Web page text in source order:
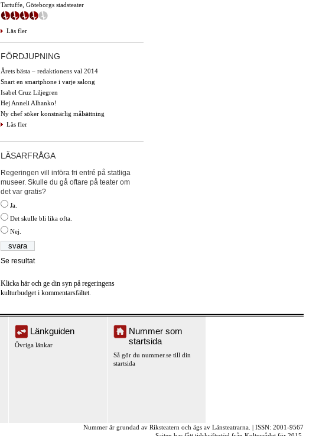
Tartuffe, Göteborgs stadsteater
Läs fler
FÖRDJUPNING
Årets bästa – redaktionens val 2014
Snart en smartphone i varje salong
Isabel Cruz Liljegren
Hej Anneli Alhanko!
Ny chef söker konstnärlig målsättning
Läs fler
LÄSARFRÅGA
Regeringen vill införa fri entré på statliga
museer. Skulle du gå oftare på teater om
det var gratis?
Ja.
Det skulle bli lika ofta.
Nej.
Se resultat
Klicka här och ge din syn på regeringens
kulturbudget i kommentarsfältet.
Länkguiden
Övriga länkar
Nummer som
startsida
Så gör du nummer.se till din
startsida
Nummer är grundad av Riksteatern och ägs av Länsteatrarna. | ISSN: 2001-9567